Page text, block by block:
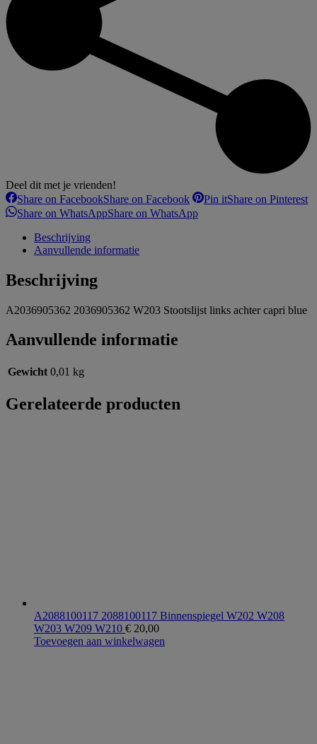
Deel dit met je vrienden!
Share on FacebookShare on Facebook Pin itShare on Pinterest
Share on WhatsAppShare on WhatsApp
Beschrijving
Aanvullende informatie
Beschrijving
A2036905362 2036905362 W203 Stootslijst links achter capri blue
Aanvullende informatie
Gewicht 0,01 kg
Gerelateerde producten
A2088100117 2088100117 Binnenspiegel W202 W208
W203 W209 W210 € 20,00
Toevoegen aan winkelwagen